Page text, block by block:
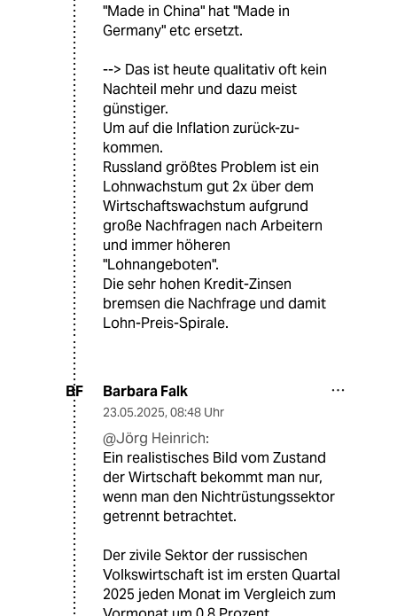
"Made in China" hat "Made in
Germany" etc ersetzt.
--> Das ist heute qualitativ oft kein
Nachteil mehr und dazu meist
günstiger.
Um auf die Inflation zurück-zu-
kommen.
Russland größtes Problem ist ein
Lohnwachstum gut 2x über dem
Wirtschaftswachstum aufgrund
große Nachfragen nach Arbeitern
und immer höheren
"Lohnangeboten".
Die sehr hohen Kredit-Zinsen
bremsen die Nachfrage und damit
Lohn-Preis-Spirale.
BF Barbara Falk
23.05.2025, 08:48 Uhr
@Jörg Heinrich:
Ein realistisches Bild vom Zustand
der Wirtschaft bekommt man nur,
wenn man den Nichtrüstungssektor
getrennt betrachtet.
Der zivile Sektor der russischen
Volkswirtschaft ist im ersten Quartal
2025 jeden Monat im Vergleich zum